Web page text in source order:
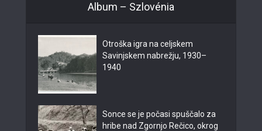
Album – Szlovénia
Otroška igra na celjskem
Savinjskem nabrežju, 1930–
1940
Sonce se je počasi spuščalo za
hribe nad Zgornjo Rečico, okrog